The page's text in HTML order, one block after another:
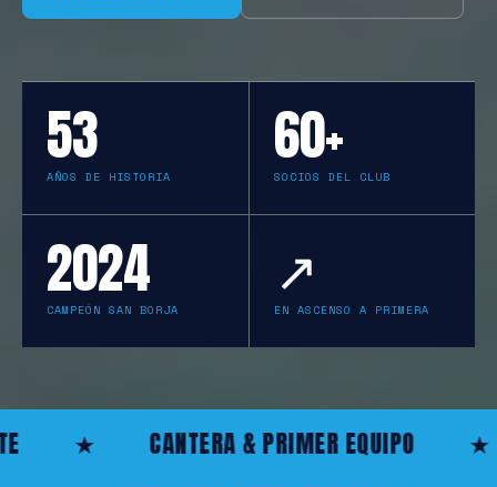
53
AÑOS DE HISTORIA
60+
SOCIOS DEL CLUB
2024
CAMPEÓN SAN BORJA
↗
EN ASCENSO A PRIMERA
CANTERA & PRIMER EQUIPO ★ SAN